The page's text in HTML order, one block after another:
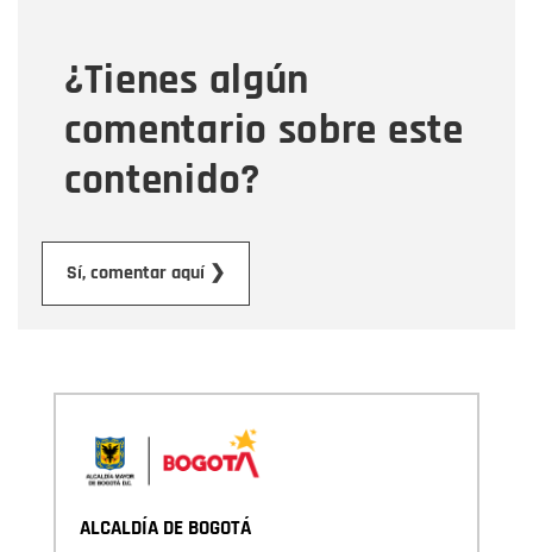
¿Tienes algún
comentario sobre este
contenido?
Sí, comentar aquí ❯
Mensaje
ALCALDÍA DE BOGOTÁ